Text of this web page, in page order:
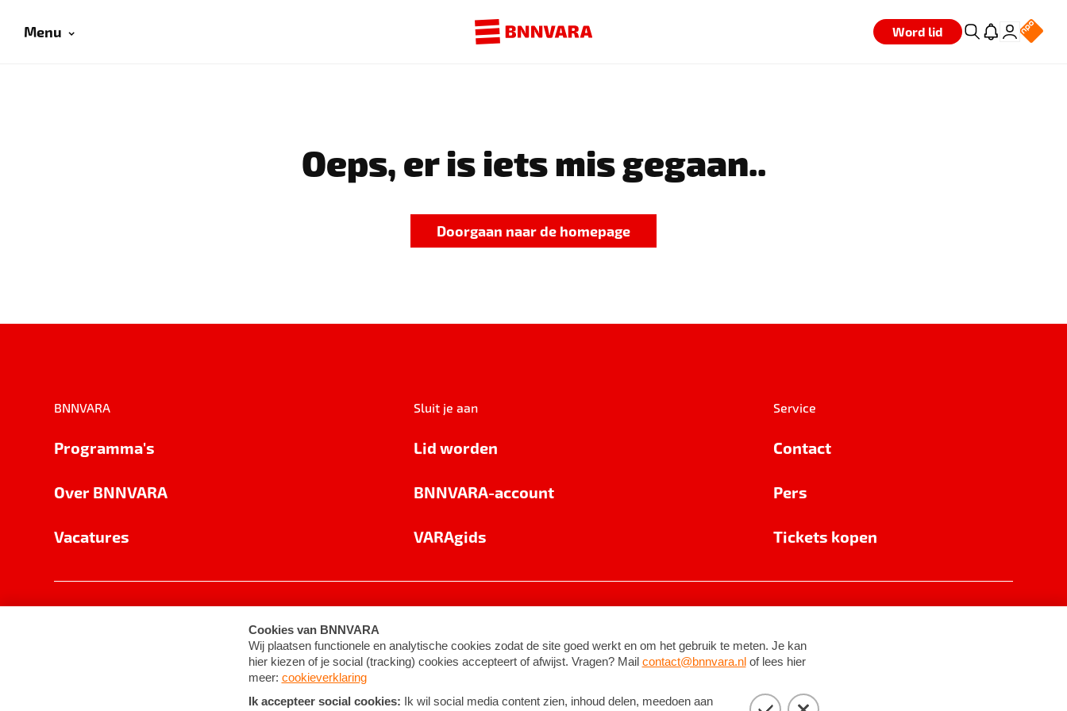
Menu Word lid
Oeps, er is iets mis gegaan..
Doorgaan naar de homepage
BNNVARA
Programma's
Over BNNVARA
Vacatures
Sluit je aan
Lid worden
BNNVARA-account
VARAgids
Service
Contact
Pers
Tickets kopen
Cookie-instellingen Algemene voorwaarden ©2026BNNVARA